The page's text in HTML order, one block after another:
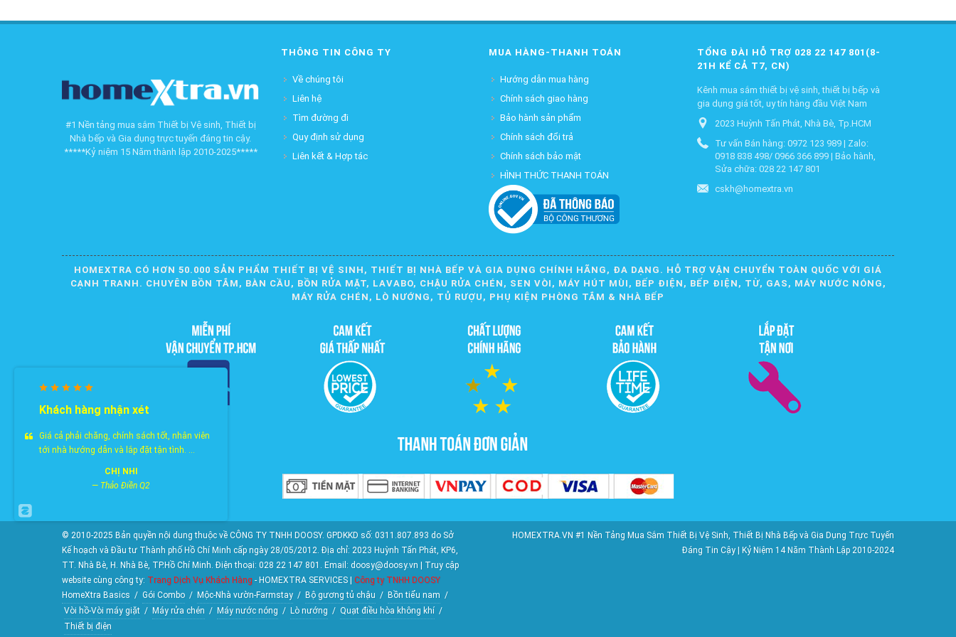
#1 Nền tảng mua sắm Thiết bị Vệ sinh, Thiết bị
Nhà bếp và Gia dụng trực tuyến đáng tin cậy.
*****Kỷ niệm 15 Năm thành lập 2010-2025*****
THÔNG TIN CÔNG TY
Về chúng tôi
Liên hệ
Tìm đường đi
Quy định sử dụng
Liên kết & Hợp tác
MUA HÀNG-THANH TOÁN
Hướng dẫn mua hàng
Chính sách giao hàng
Bảo hành sản phẩm
Chính sách đổi trả
Chính sách bảo mật
HÌNH THỨC THANH TOÁN
TỔNG ĐÀI HỖ TRỢ 028 22 147 801(8-
21H KỂ CẢ T7, CN)
Kênh mua sắm thiết bị vệ sinh, thiết bị bếp và
gia dụng giá tốt, uy tín hàng đầu Việt Nam
2023 Huỳnh Tấn Phát, Nhà Bè, Tp.HCM
Tư vấn Bán hàng: 0972 123 989 | Zalo:
0918 838 498/ 0966 366 899 | Bảo hành,
Sửa chữa: 028 22 147 801
cskh@homextra.vn
HOMEXTRA CÓ HƠN 50.000 SẢN PHẨM THIẾT BỊ VỆ SINH, THIẾT BỊ NHÀ BẾP VÀ GIA DỤNG CHÍNH HÃNG, ĐA DẠNG. HỖ TRỢ VẬN CHUYỂN TOÀN QUỐC VỚI GIÁ
CẠNH TRANH. CHUYÊN BỒN TẮM, BÀN CẦU, BỒN RỬA MẶT, LAVABO, CHẬU RỬA CHÉN, SEN VÒI, MÁY HÚT MÙI, BẾP ĐIỆN, BẾP ĐIỆN, TỪ, GAS, MÁY NƯỚC NÓNG,
MÁY RỬA CHÉN, LÒ NƯỚNG, TỦ RƯỢU, PHỤ KIỆN PHÒNG TẮM & NHÀ BẾP
© 2010-2025 Bản quyền nội dung thuộc về CÔNG TY TNHH DOOSY. GPDKKD số: 0311.807.893 do Sở
Kế hoạch và Đầu tư Thành phố Hồ Chí Minh cấp ngày 28/05/2012. Địa chỉ: 2023 Huỳnh Tấn Phát, KP6,
TT. Nhà Bè, H. Nhà Bè, TP.Hồ Chí Minh. Điện thoại: 028 22 147 801. Email: doosy@doosy.vn | Truy cập
website cùng công ty: Trang Dịch Vụ Khách Hàng - HOMEXTRA SERVICES | Công ty TNHH DOOSY
HomeXtra Basics / Gói Combo / Mộc-Nhà vườn-Farmstay / Bộ gương tủ chậu / Bồn tiểu nam /
Vòi hồ-Vòi máy giặt / Máy rửa chén / Máy nước nóng / Lò nướng / Quạt điều hòa không khí /
Thiết bị điện
HOMEXTRA.VN #1 Nền Tảng Mua Sắm Thiết Bị Vệ Sinh, Thiết Bị Nhà Bếp và Gia Dụng Trực Tuyến
Đáng Tin Cậy | Kỷ Niệm 14 Năm Thành Lập 2010-2024
Khách hàng nhận xét
Giá cả phải chăng, chính sách tốt, nhân viên
tới nhà hướng dẫn và lắp đặt tận tình. ...
CHỊ NHI
— Thảo Điền Q2